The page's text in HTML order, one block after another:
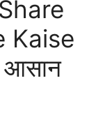
Kaise